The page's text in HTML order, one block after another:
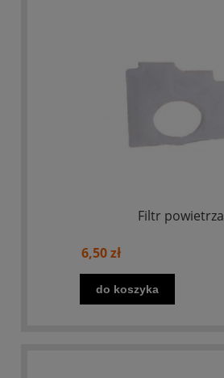
Filtr powietrza
6,50 zł
do koszyka